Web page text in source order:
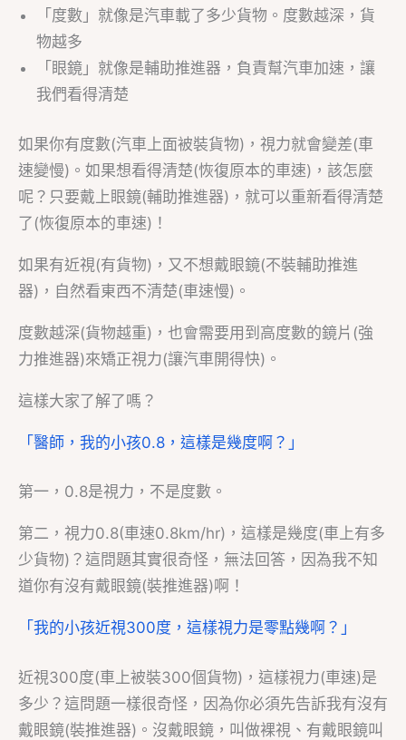
「度數」就像是汽車載了多少貨物。度數越深，貨
物越多
「眼鏡」就像是輔助推進器，負責幫汽車加速，讓
我們看得清楚
如果你有度數(汽車上面被裝貨物)，視力就會變差(車
速變慢)。如果想看得清楚(恢復原本的車速)，該怎麼
呢？只要戴上眼鏡(輔助推進器)，就可以重新看得清楚
了(恢復原本的車速)！
如果有近視(有貨物)，又不想戴眼鏡(不裝輔助推進
器)，自然看東西不清楚(車速慢)。
度數越深(貨物越重)，也會需要用到高度數的鏡片(強
力推進器)來矯正視力(讓汽車開得快)。
這樣大家了解了嗎？
「醫師，我的小孩0.8，這樣是幾度啊？」
第一，0.8是視力，不是度數。
第二，視力0.8(車速0.8km/hr)，這樣是幾度(車上有多
少貨物)？這問題其實很奇怪，無法回答，因為我不知
道你有沒有戴眼鏡(裝推進器)啊！
「我的小孩近視300度，這樣視力是零點幾啊？」
近視300度(車上被裝300個貨物)，這樣視力(車速)是
多少？這問題一樣很奇怪，因為你必須先告訴我有沒有
戴眼鏡(裝推進器)。沒戴眼鏡，叫做裸視、有戴眼鏡叫